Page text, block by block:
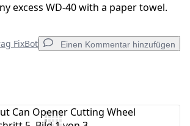
excess WD-40 with a paper towel.
FixBot Einen Kommentar hinzufügen
hinzufügen